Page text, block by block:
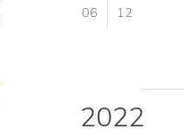
06
12
2022